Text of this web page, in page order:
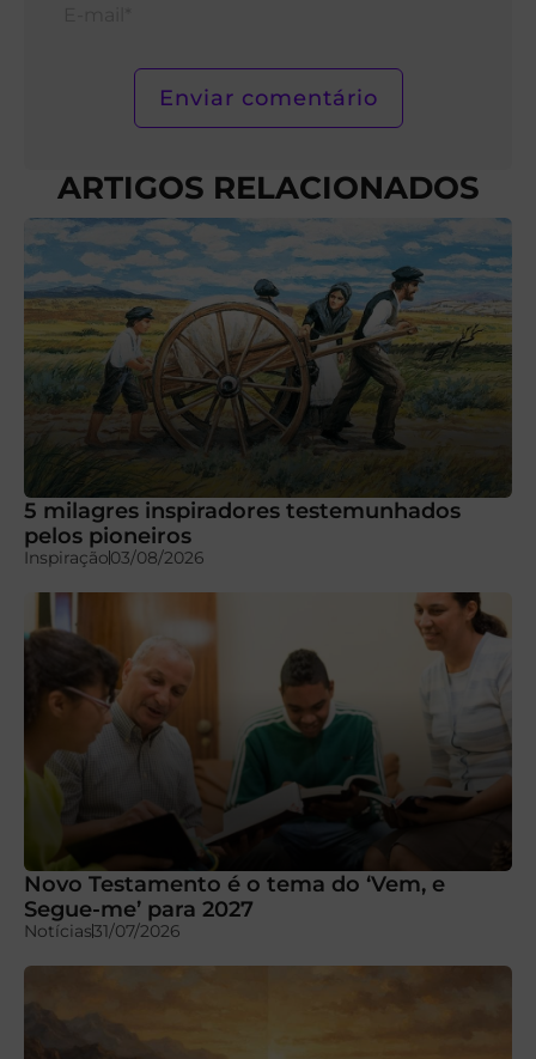
ARTIGOS RELACIONADOS
5 milagres inspiradores testemunhados
pelos pioneiros
Inspiração03/08/2026
Novo Testamento é o tema do ‘Vem, e
Segue-me’ para 2027
Notícias31/07/2026